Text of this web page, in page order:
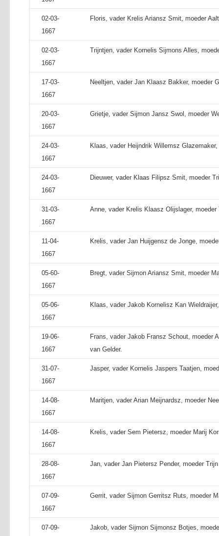
02-03-
1667
Floris, vader Krelis Ariansz Smit, moeder
02-03-
1667
Trijntjen, vader Kornelis Sijmons Alles,
17-03-
1667
Neeltjen, vader Jan Klaasz Bakker, moeder
20-03-
1667
Grietje, vader Sijmon Jansz Swol, moeder
24-03-
1667
Klaas, vader Heijndrik Willemsz
24-03-
1667
Dieuwer, vader Klaas Filipsz Smit, moeder
31-03-
1667
Anne, vader Krelis Klaasz Olijslager, moeder
11-04-
1667
Krelis, vader Jan Huijgensz de Jonge,
05-60-
1667
Bregt, vader Sijmon Ariansz Smit, moeder
05-06-
1667
Klaas, vader Jakob Kornelisz Kan
19-06-
1667
Frans, vader Jakob Fransz Schout, moeder
van Gelder.
31-07-
1667
Jasper, vader Kornelis Jaspers Taatjen,
14-08-
1667
Maritjen, vader Arian Meijnardsz, moeder
14-08-
1667
Krelis, vader Sem Pietersz, moeder Marij
28-08-
1667
Jan, vader Jan Pietersz Pender, moeder
07-09-
1667
Gerrit, vader Sijmon Gerritsz Ruts, moeder
07-09-
Jakob, vader Sijmon Sijmonsz Botjes,